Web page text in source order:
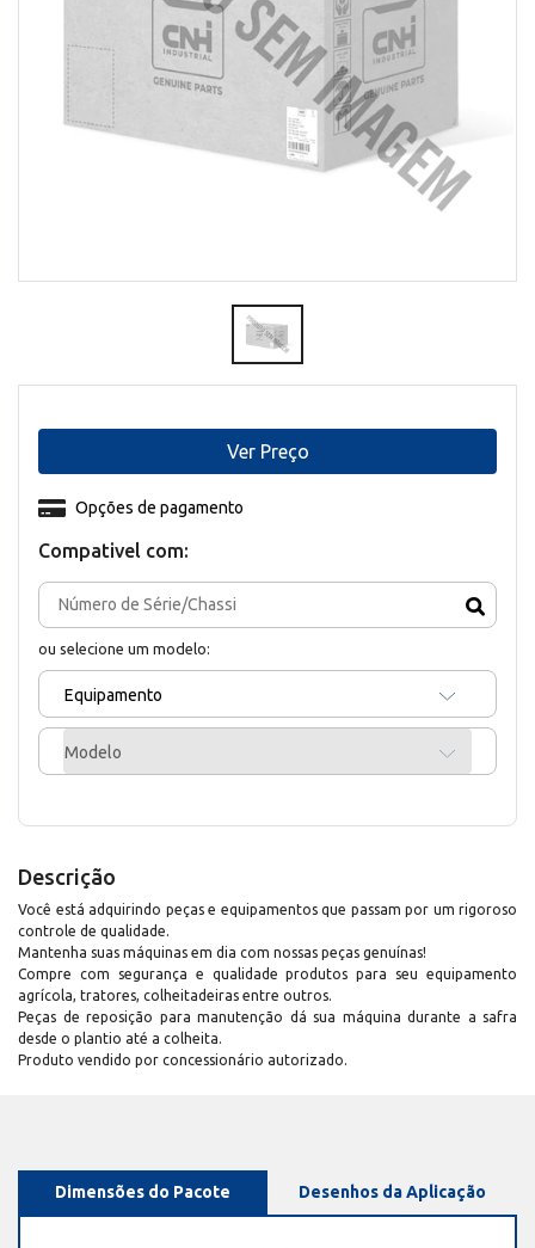
Compativel com:
ou selecione um modelo:
Equipamento
Modelo
Opções de pagamento
Ver Preço
Descrição
Você está adquirindo peças e equipamentos que passam por um rigoroso
controle de qualidade.
Mantenha suas máquinas em dia com nossas peças genuínas!
Compre com segurança e qualidade produtos para seu equipamento
agrícola, tratores, colheitadeiras entre outros.
Peças de reposição para manutenção dá sua máquina durante a safra
desde o plantio até a colheita.
Produto vendido por concessionário autorizado.
Dimensões do Pacote Desenhos da Aplicação